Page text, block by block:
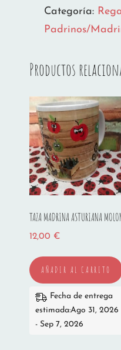
cantidad
Categoría:
Padrinos/
Productos
TAZA MADRINA ASTURIANA
12,00 €
AÑADIR AL CARRITO
Fecha de entrega
estimada:Ago 31, 2026
- Sep 7, 2026